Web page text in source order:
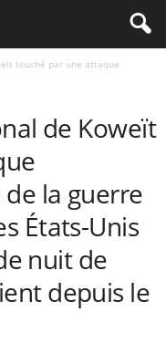
touché par une attaque
de Koweït
la guerre
États-Unis
nuit de
depuis le